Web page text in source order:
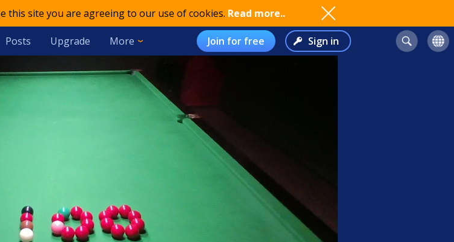
this site you are agreeing to our use of cookies. Read more..
Posts Upgrade More Join for free Sign in